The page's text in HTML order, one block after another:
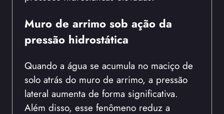
Muro de arrimo sob ação da
pressão hidrostática
Quando a água se acumula no maciço de
solo atrás do muro de arrimo, a pressão
lateral aumenta de forma significativa.
Além disso, esse fenômeno reduz a